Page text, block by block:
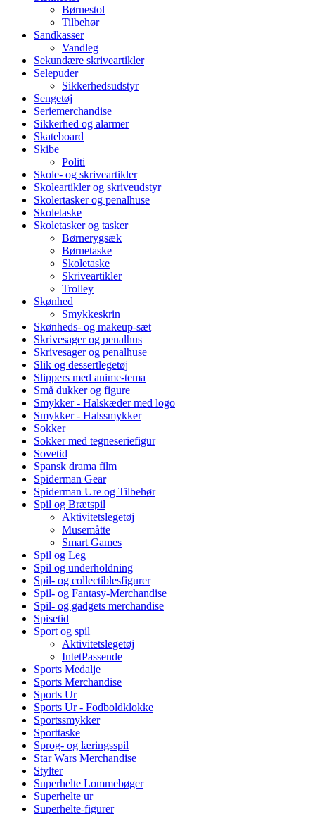
Børnestol
Tilbehør
Sandkasser
Vandleg
Sekundære skriveartikler
Selepuder
Sikkerhedsudstyr
Sengetøj
Seriemerchandise
Sikkerhed og alarmer
Skateboard
Skibe
Politi
Skole- og skriveartikler
Skoleartikler og skriveudstyr
Skolertasker og penalhuse
Skoletaske
Skoletasker og tasker
Børnerygsæk
Børnetaske
Skoletaske
Skriveartikler
Trolley
Skønhed
Smykkeskrin
Skønheds- og makeup-sæt
Skrivesager og penalhus
Skrivesager og penalhuse
Slik og dessertlegetøj
Slippers med anime-tema
Små dukker og figure
Smykker - Halskæder med logo
Smykker - Halssmykker
Sokker
Sokker med tegneseriefigur
Sovetid
Spansk drama film
Spiderman Gear
Spiderman Ure og Tilbehør
Spil og Brætspil
Aktivitetslegetøj
Musemåtte
Smart Games
Spil og Leg
Spil og underholdning
Spil- og collectiblesfigurer
Spil- og Fantasy-Merchandise
Spil- og gadgets merchandise
Spisetid
Sport og spil
Aktivitetslegetøj
IntetPassende
Sports Medalje
Sports Merchandise
Sports Ur
Sports Ur - Fodboldklokke
Sportssmykker
Sporttaske
Sprog- og læringsspil
Star Wars Merchandise
Stylter
Superhelte Lommebøger
Superhelte ur
Superhelte-figurer